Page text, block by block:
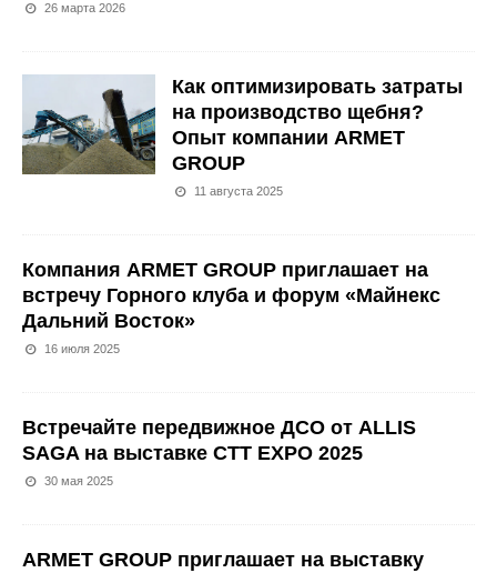
26 марта 2026
Как оптимизировать затраты
на производство щебня?
Опыт компании ARMET
GROUP
11 августа 2025
Компания ARMET GROUP приглашает на
встречу Горного клуба и форум «Майнекс
Дальний Восток»
16 июля 2025
Встречайте передвижное ДСО от ALLIS
SAGA на выставке CTT EXPO 2025
30 мая 2025
ARMET GROUP приглашает на выставку